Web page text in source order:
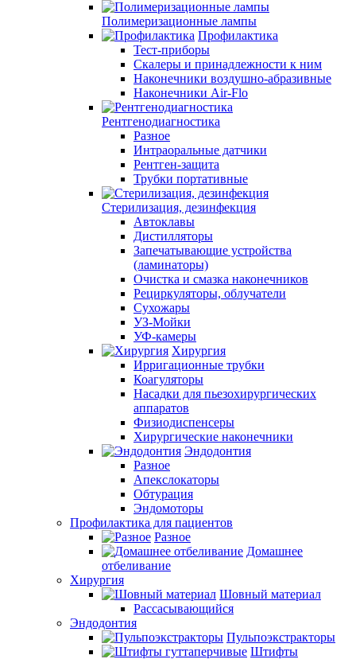
Полимеризационные лампы
Профилактика
Тест-приборы
Скалеры и принадлежности к ним
Наконечники воздушно-абразивные
Наконечники Air-Flo
Рентгенодиагностика
Разное
Интраоральные датчики
Рентген-защита
Трубки портативные
Стерилизация, дезинфекция
Автоклавы
Дистилляторы
Запечатывающие устройства
(ламинаторы)
Очистка и смазка наконечников
Рециркуляторы, облучатели
Сухожары
УЗ-Мойки
УФ-камеры
Хирургия
Ирригационные трубки
Коагуляторы
Насадки для пьезохирургических
аппаратов
Физиодиспенсеры
Хирургические наконечники
Эндодонтия
Разное
Апекслокаторы
Обтурация
Эндомоторы
Профилактика для пациентов
Разное
Домашнее
отбеливание
Хирургия
Шовный материал
Рассасывающийся
Эндодонтия
Пульпоэкстракторы
Штифты